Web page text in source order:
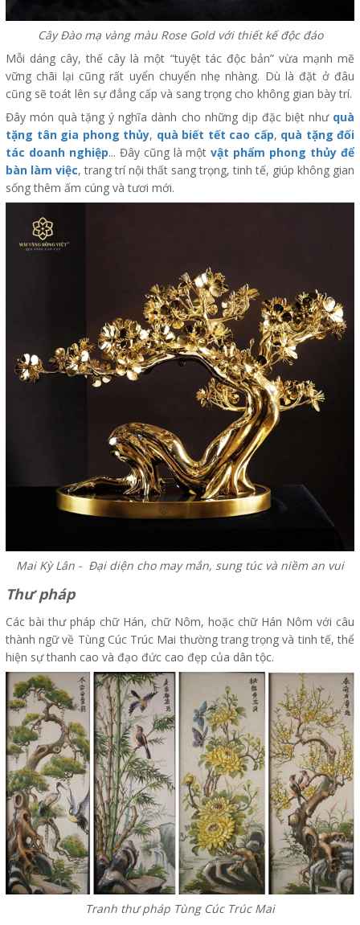
Cây Đào mạ vàng màu Rose Gold với thiết kế độc đáo
Mỗi dáng cây, thế cây là một “tuyệt tác độc bản” vừa mạnh mẽ
vững chãi lại cũng rất uyển chuyển nhẹ nhàng. Dù là đặt ở đâu
cũng sẽ toát lên sự đẳng cấp và sang trọng cho không gian bày trí.
Đây món quà tặng ý nghĩa dành cho những dịp đặc biệt như quà
tặng tân gia phong thủy, quà biết tết cao cấp, quà tặng đối
tác doanh nghiệp... Đây cũng là mộtvật phẩm phong thủy để
bàn làm việc, trang trí nội thất sang trọng, tinh tế, giúp không gian
sống thêm ấm cúng và tươi mới.
Mai Kỳ Lân - Đại diện cho may mắn, sung túc và niềm an vui
Thư pháp
Các bài thư pháp chữ Hán, chữ Nôm, hoặc chữ Hán Nôm với câu
thành ngữ về Tùng Cúc Trúc Mai thường trang trọng và tinh tế, thể
hiện sự thanh cao và đạo đức cao đẹp của dân tộc.
Tranh thư pháp Tùng Cúc Trúc Mai